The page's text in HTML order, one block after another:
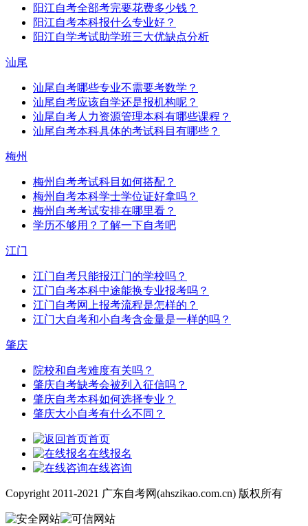
阳江自考全部考完要花费多少钱？
阳江自考本科报什么专业好？
阳江自学考试助学班三大优缺点分析
汕尾
汕尾自考哪些专业不需要考数学？
汕尾自考应该自学还是报机构呢？
汕尾自考人力资源管理本科有哪些课程？
汕尾自考本科具体的考试科目有哪些？
梅州
梅州自考考试科目如何搭配？
梅州自考本科学士学位证好拿吗？
梅州自考考试安排在哪里看？
学历不够用？了解一下自考吧
江门
江门自考只能报江门的学校吗？
江门自考本科中途能换专业报考吗？
江门自考网上报考流程是怎样的？
江门大自考和小自考含金量是一样的吗？
肇庆
院校和自考难度有关吗？
肇庆自考缺考会被列入征信吗？
肇庆自考本科如何选择专业？
肇庆大小自考有什么不同？
首页
在线报名
在线咨询
Copyright 2011-2021 广东自考网(ahszikao.com.cn) 版权所有